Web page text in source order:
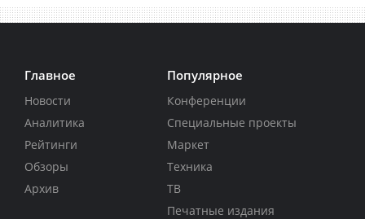
Главное
Новости
Аналитика
Рейтинги
Обзоры
Архив
Популярное
Конференции
Специальные проекты
Маркет
Техника
ТВ
Печатные издания